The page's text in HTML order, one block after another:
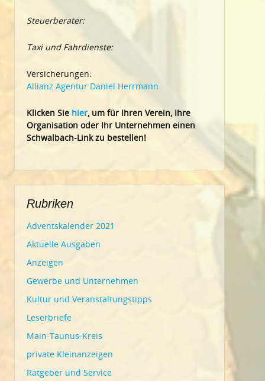
Steuerberater:
Taxi und Fahrdienste:
Versicherungen:
Allianz Agentur Daniel Herrmann
Klicken Sie hier, um für Ihren Verein, Ihre
Organisation oder Ihr Unternehmen einen
Schwalbach-Link zu bestellen!
Rubriken
Adventskalender 2021
Aktuelle Ausgaben
Anzeigen
Gewerbe und Unternehmen
Kultur und Veranstaltungstipps
Leserbriefe
Main-Taunus-Kreis
private Kleinanzeigen
Ratgeber und Service